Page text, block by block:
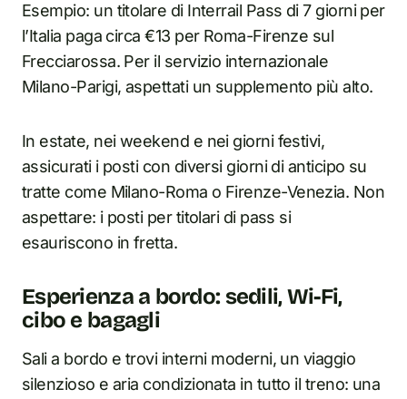
Esempio: un titolare di Interrail Pass di 7 giorni per
l’Italia paga circa €13 per Roma-Firenze sul
Frecciarossa. Per il servizio internazionale
Milano-Parigi, aspettati un supplemento più alto.
In estate, nei weekend e nei giorni festivi,
assicurati i posti con diversi giorni di anticipo su
tratte come Milano-Roma o Firenze-Venezia. Non
aspettare: i posti per titolari di pass si
esauriscono in fretta.
Esperienza a bordo: sedili, Wi-Fi,
cibo e bagagli
Sali a bordo e trovi interni moderni, un viaggio
silenzioso e aria condizionata in tutto il treno: una